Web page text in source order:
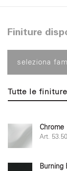
Finiture
seleziona
Tutte le finiture
Chrome
Art.
Burning